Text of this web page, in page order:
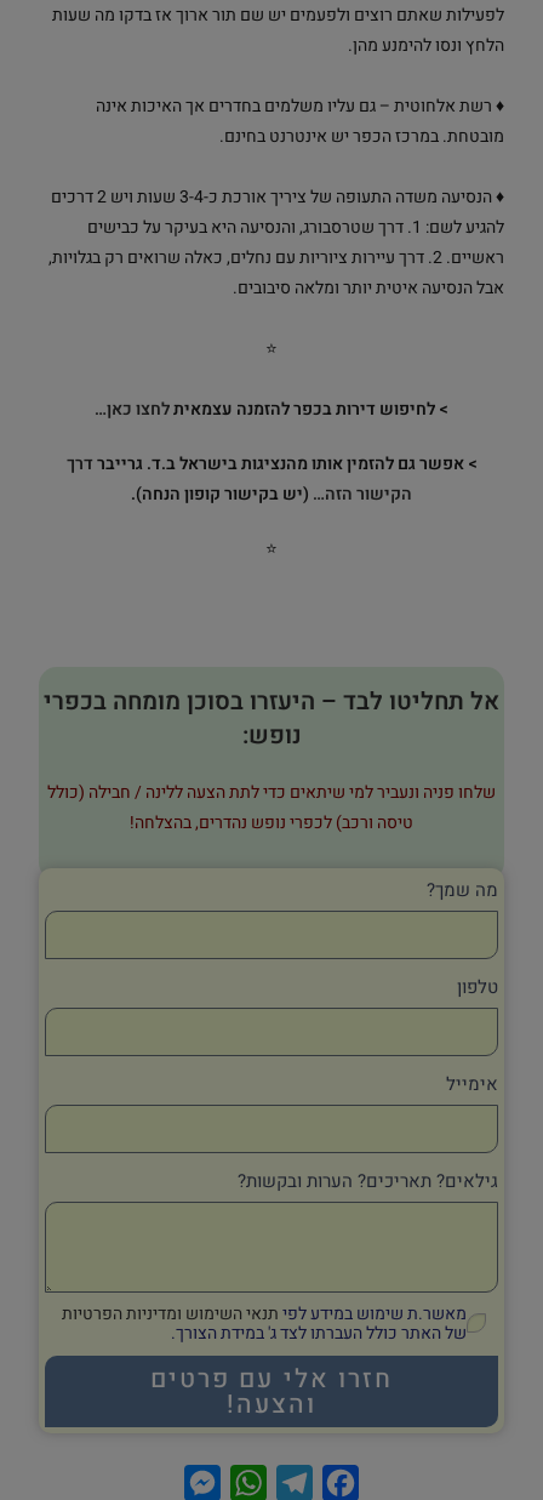
לפעילות שאתם רוצים ולפעמים יש שם תור ארוך אז בדקו מה שעות
הלחץ ונסו להימנע מהן.
♦ רשת אלחוטית – גם עליו משלמים בחדרים אך האיכות אינה
מובטחת. במרכז הכפר יש אינטרנט בחינם.
♦ הנסיעה משדה התעופה של ציריך אורכת כ-3-4 שעות ויש 2 דרכים
להגיע לשם: 1. דרך שטרסבורג, והנסיעה היא בעיקר על כבישים
ראשיים. 2. דרך עיירות ציוריות עם נחלים, כאלה שרואים רק בגלויות,
אבל הנסיעה איטית יותר ומלאה סיבובים.
⭐
> לחיפוש דירות בכפר להזמנה עצמאיתלחצו כאן…
> אפשר גם להזמין אותו מהנציגות בישראל ב.ד. גרייברדרך
הקישור הזה… (יש בקישור קופון הנחה).
⭐
אל תחליטו לבד – היעזרו בסוכן מומחה בכפרי
נופש:
שלחו פניה ונעביר למי שיתאים כדי לתת הצעה ללינה / חבילה (כולל
טיסה ורכב) לכפרי נופש נהדרים, בהצלחה!
מה שמך?
טלפון
אימייל
גילאים? תאריכים? הערות ובקשות?
מאשר.ת שימוש במידע לפיתנאי השימוש ומדיניות הפרטיות
של האתר כולל העברתו לצד ג' במידת הצורך.
חזרו אלי עם פרטים
והצעה!
W